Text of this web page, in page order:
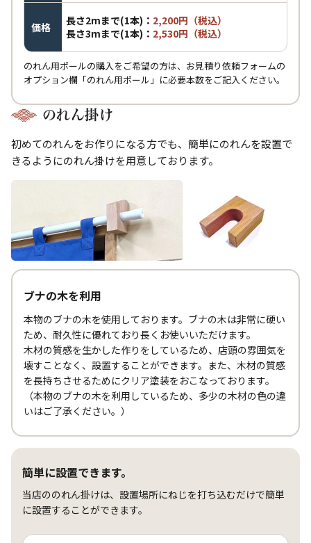
価格 長さ2mまで(1本)： 2,200円（税込）
長さ3mまで(1本)： 2,530円（税込）
のれん用ポールの購入をご希望の方は、お見積り依頼フォームの
オプション欄「のれん用ポール」に必要本数をご記入ください。
のれん掛け
初めてのれんをお作りになる方でも、簡単にのれんを設置で
きるようにのれん掛けを用意しております。
ブナの木を利用
本物のブナの木を使用しております。ブナの木は非常に硬い
ため、耐久性に優れており長くお使いいただけます。
木材の質感を生かした作りをしているため、店頭の雰囲気を
壊すことなく、設置することができます。また、木材の質感
を長持ちさせるためにクリア塗装をおこなっております。
（本物のブナの木を利用しているため、多少の木材の色の違
いはご了承ください。）
簡単に設置できます。
当店ののれん掛けは、設置場所にねじを打ち込むだけで簡単
に設置することができます。